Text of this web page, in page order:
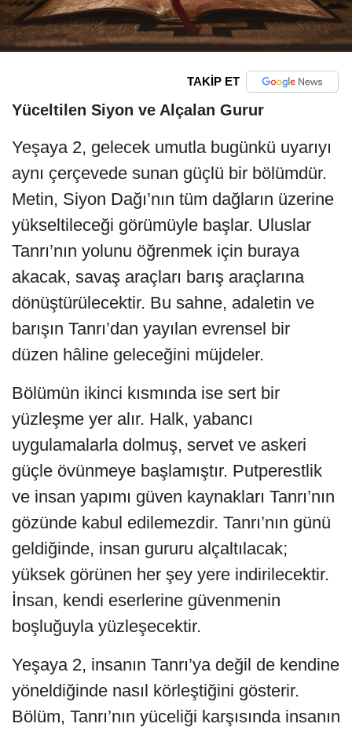
TAKİP ET
Yüceltilen Siyon ve Alçalan Gurur
Yeşaya 2, gelecek umutla bugünkü uyarıyı
aynı çerçevede sunan güçlü bir bölümdür.
Metin, Siyon Dağı’nın tüm dağların üzerine
yükseltileceği görümüyle başlar. Uluslar
Tanrı’nın yolunu öğrenmek için buraya
akacak, savaş araçları barış araçlarına
dönüştürülecektir. Bu sahne, adaletin ve
barışın Tanrı’dan yayılan evrensel bir
düzen hâline geleceğini müjdeler.
Bölümün ikinci kısmında ise sert bir
yüzleşme yer alır. Halk, yabancı
uygulamalarla dolmuş, servet ve askeri
güçle övünmeye başlamıştır. Putperestlik
ve insan yapımı güven kaynakları Tanrı’nın
gözünde kabul edilemezdir. Tanrı’nın günü
geldiğinde, insan gururu alçaltılacak;
yüksek görünen her şey yere indirilecektir.
İnsan, kendi eserlerine güvenmenin
boşluğuyla yüzleşecektir.
Yeşaya 2, insanın Tanrı’ya değil de kendine
yöneldiğinde nasıl körleştiğini gösterir.
Bölüm, Tanrı’nın yüceliği karşısında insanın